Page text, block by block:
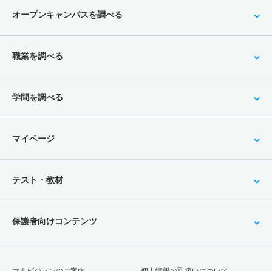
オープンキャンパスを調べる
職業を調べる
学問を調べる
マイページ
テスト・教材
保護者向けコンテンツ